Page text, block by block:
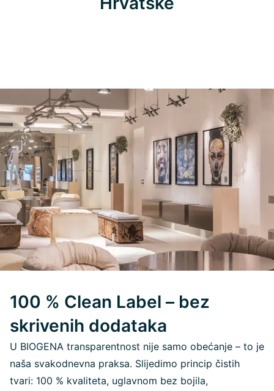
100 % Clean Label – bez
skrivenih dodataka
U BIOGENA transparentnost nije samo obećanje – to je
naša svakodnevna praksa. Slijedimo princip čistih
tvari: 100 % kvaliteta, uglavnom bez bojila,